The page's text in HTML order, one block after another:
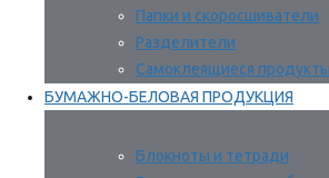
Папки и скоросшиватели
Разделители
Самоклеящиеся продукты
БУМАЖНО-БЕЛОВАЯ ПРОДУКЦИЯ
Блокноты и тетради